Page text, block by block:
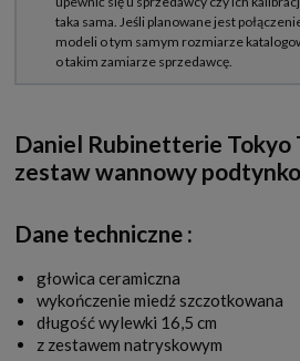
Daniel Rubinetterie Tokyo
zestaw wannowy
Dane techniczne :
głowica ceramiczna
wykończenie miedź szczotkowana
długość wylewki 16,5 cm
z zestawem natryskowym